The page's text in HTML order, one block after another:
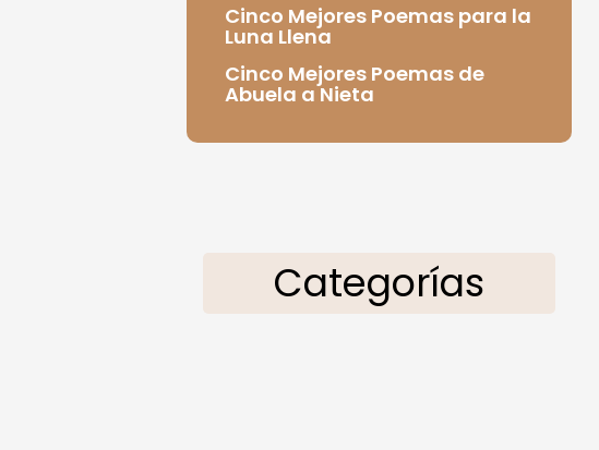
Cinco Mejores Poemas para la
Luna Llena
Cinco Mejores Poemas de
Abuela a Nieta
Categorías